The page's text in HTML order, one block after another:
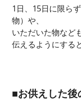
1日、15日に限ら
物）や、
いただいた物など
伝えるようにする
■お供えした後